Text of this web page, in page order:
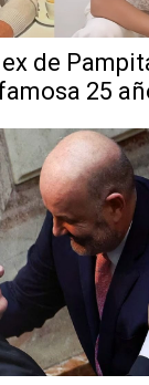
de
25